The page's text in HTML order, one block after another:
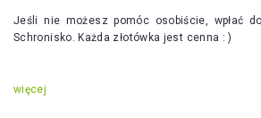
Jeśli nie możesz pomóc osobiście, wpłać
Schronisko. Każda złotówka jest cenna : )
więcej